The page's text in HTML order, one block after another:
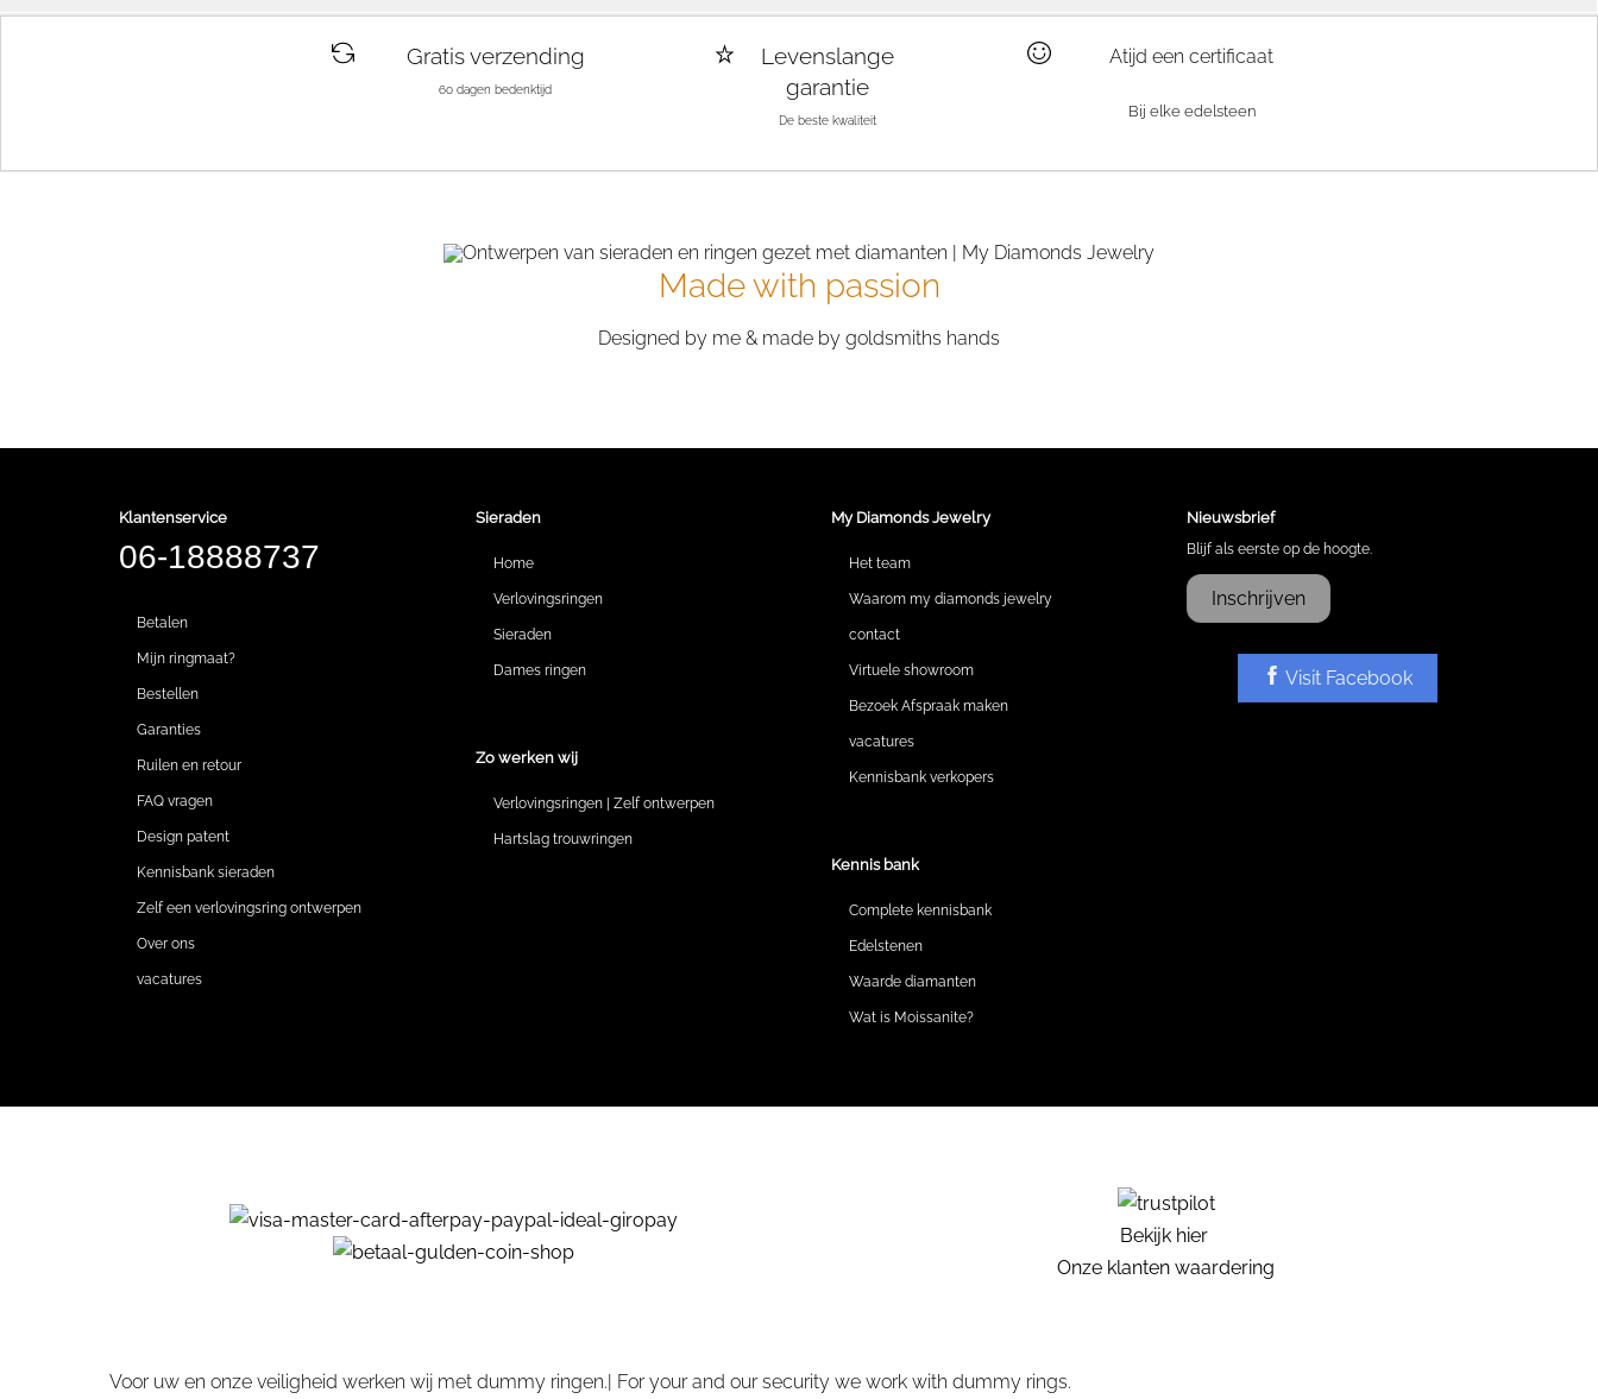
Gratis verzending
60 dagen bedenktijd
Levenslange
garantie
De beste kwaliteit
Atijd een certificaat
Bij elke edelsteen
Made with passion
Designed by me & made by goldsmiths hands
Klantenservice
06-18888737
Betalen
Mijn ringmaat?
Bestellen
Garanties
Ruilen en retour
FAQ vragen
Design patent
Kennisbank sieraden
Zelf een verlovingsring ontwerpen
Over ons
vacatures
Sieraden
Home
Verlovingsringen
Sieraden
Dames ringen
Zo werken wij
Verlovingsringen | Zelf ontwerpen
Hartslag trouwringen
My Diamonds Jewelry
Het team
Waarom my diamonds jewelry
contact
Virtuele showroom
Bezoek Afspraak maken
vacatures
Kennisbank verkopers
Kennis bank
Complete kennisbank
Edelstenen
Waarde diamanten
Wat is Moissanite?
Nieuwsbrief
Blijf als eerste op de hoogte.
Inschrijven
Visit Facebook
Bekijk hier
Onze klanten waardering
Voor uw en onze veiligheid werken wij met dummy ringen.| For your and our security we work with dummy rings.